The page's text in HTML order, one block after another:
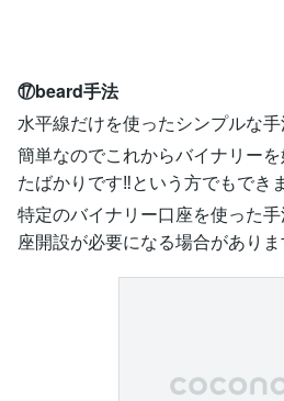
⑰beard手法
水平線だけを使ったシンプルな手
簡単なのでこれからバイナリー
たばかりです‼という方でもできま
特定のバイナリー口座を使った
座開設が必要になる場合がありま